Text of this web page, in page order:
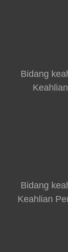
Bidang
Bidang
Keahlian